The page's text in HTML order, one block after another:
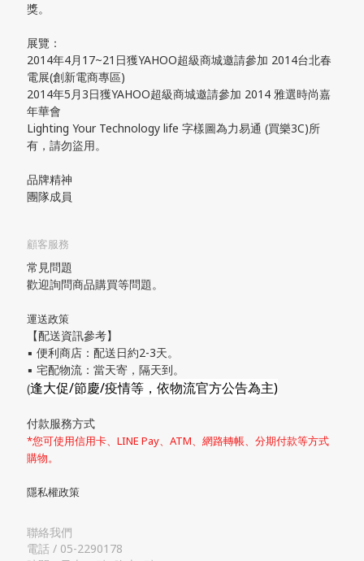
獎。
展覽：
2014年4月17~21日獲YAHOO超級商城邀請參加 2014台北春
電展(創新電商專區)
2014年5月3日獲YAHOO超級商城邀請參加 2014 雅選時尚嘉
年華會
Lighting Your Technology life 字樣圖為力易通 (買樂3C)所
有，請勿盜用。
品牌精神
團隊成員
顧客服務
常見問題
歡迎詢問商品購買等問題。
運送政策
【配送資訊參考】
▪ 便利商店：配送日約2-3天。
▪ 宅配物流：當天寄，隔天到。
(逢大促/節慶/疫情等，依物流官方公告為主)
付款服務方式
*您可使用信用卡、LINE Pay、ATM、網路轉帳、分期付款等方式
購物。
隱私權政策
聯絡我們
電話 / 05-2290178